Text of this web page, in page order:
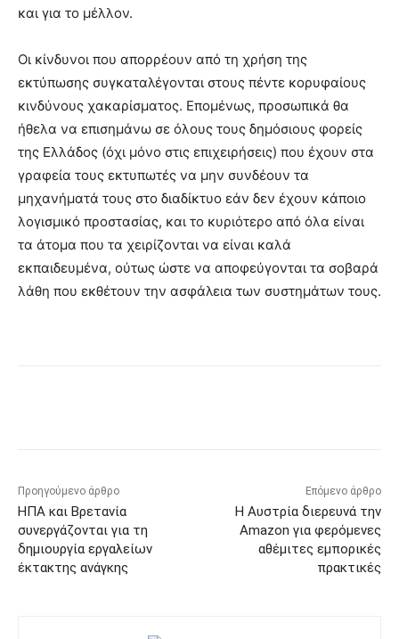
και για το μέλλον.
Οι κίνδυνοι που απορρέουν από τη χρήση της
εκτύπωσης συγκαταλέγονται στους πέντε κορυφαίους
κινδύνους χακαρίσματος. Επομένως, προσωπικά θα
ήθελα να επισημάνω σε όλους τους δημόσιους φορείς
της Ελλάδος (όχι μόνο στις επιχειρήσεις) που έχουν στα
γραφεία τους εκτυπωτές να μην συνδέουν τα
μηχανήματά τους στο διαδίκτυο εάν δεν έχουν κάποιο
λογισμικό προστασίας, και το κυριότερο από όλα είναι
τα άτομα που τα χειρίζονται να είναι καλά
εκπαιδευμένα, ούτως ώστε να αποφεύγονται τα σοβαρά
λάθη που εκθέτουν την ασφάλεια των συστημάτων τους.
Προηγούμενο άρθρο
ΗΠΑ και Βρετανία
συνεργάζονται για τη
δημιουργία εργαλείων
έκτακτης ανάγκης
Επόμενο άρθρο
Η Αυστρία διερευνά την
Amazon για φερόμενες
αθέμιτες εμπορικές
πρακτικές